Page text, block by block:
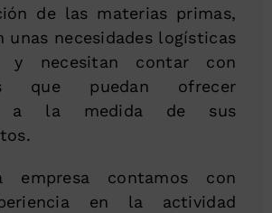
de las materias primas,
unas necesidades logísticas
y necesitan contar con
que puedan ofrecer
a la medida de sus
empresa contamos con
en la actividad